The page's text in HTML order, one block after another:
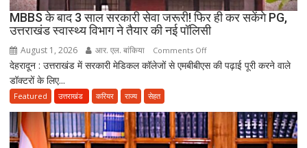
मौत,
दो
अब
भी
लापता
MBBS के बाद 3 साल सरकारी सेवा जरूरी! फिर ही कर सकेंगे PG,
उत्तराखंड स्वास्थ्य विभाग ने तैयार की नई पॉलिसी
August 1, 2026 आर. एल. बांकिया Comments Offon
MBBS
साल
सरकारी
देहरादून : उत्तराखंड में सरकारी मेडिकल कॉलेजों से एमबीबीएस की पढ़ाई पूरी करने वाले
डॉक्टरों के लिए...
Featured उत्तराखंड करियर राज्य सेहत